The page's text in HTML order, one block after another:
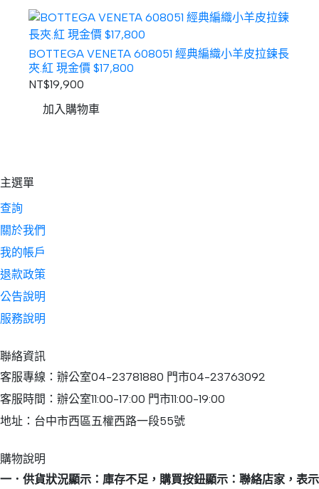
BOTTEGA VENETA 608051 經典編織小羊皮拉鍊長
夾.紅 現金價 $17,800
NT$19,900
加入購物車
主選單
查詢
關於我們
我的帳戶
退款政策
公告說明
服務說明
聯絡資訊
客服專線：辦公室04-23781880 門市04-23763092
客服時間：辦公室11:00-17:00 門市11:00-19:00
地址：台中市西區五權西路一段55號
購物說明
一．供貨狀況顯示：庫存不足，購買按鈕顯示：聯絡店家，表示